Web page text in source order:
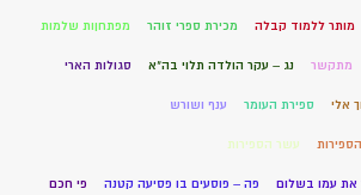
מותר ללמוד קבלה מכירת ספרי זוהר מפתחןות שלמות
מתקשר נג – עקר הולדה תלוי בה"א סגולות הארי
אלי ספירת העומר ענף ושורש
עשר הספירות
את עמו בשלום פה – פוסעים בו פסיעה קטנה פי חכם